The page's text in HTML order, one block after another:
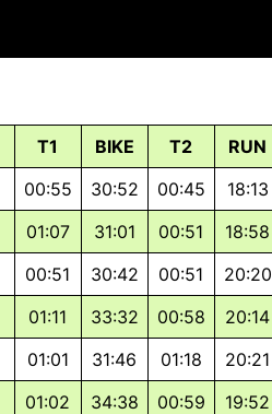
T1 BIKE T2
RUN
00:55 30:52 00:45
18:13
01:07 31:01 00:51
18:58
00:51 30:42 00:51
20:20
01:11 33:32 00:58
20:14
01:01 31:46 01:18
20:21
01:02 34:38 00:59
19:52